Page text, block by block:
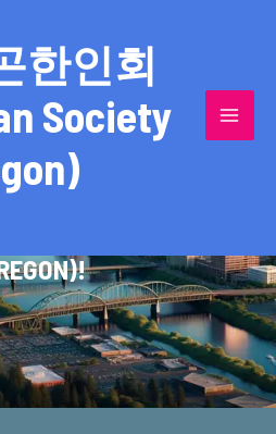
한인회
Society
고 동포사회를 섬겨온
SOCIETY OF